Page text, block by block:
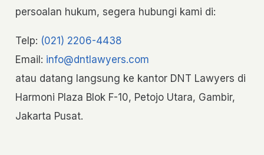
persoalan hukum, segera hubungi kami di:
Telp: (021) 2206-4438
Email: info@dntlawyers.com
atau datang langsung ke kantor DNT Lawyers di
Harmoni Plaza Blok F-10, Petojo Utara, Gambir,
Jakarta Pusat.